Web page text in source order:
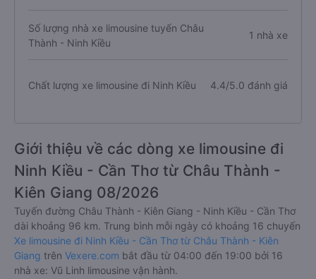
Số lượng nhà xe limousine tuyến Châu
Thành - Ninh Kiều
1 nhà xe
Chất lượng xe limousine đi Ninh Kiều 4.4/5.0 đánh giá
Giới thiệu về các dòng xe limousine đi
Ninh Kiều - Cần Thơ từ Châu Thành -
Kiên Giang 08/2026
Tuyến đường Châu Thành - Kiên Giang - Ninh Kiều - Cần Thơ
dài khoảng 96 km. Trung bình mỗi ngày có khoảng 16 chuyến
Xe limousine đi Ninh Kiều - Cần Thơ từ Châu Thành - Kiên
Giang trên Vexere.com bắt đầu từ 04:00 đến 19:00 bởi 16
nhà xe: Vũ Linh limousine vận hành.